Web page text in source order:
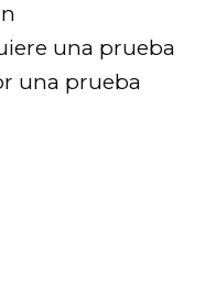
una prueba
una prueba